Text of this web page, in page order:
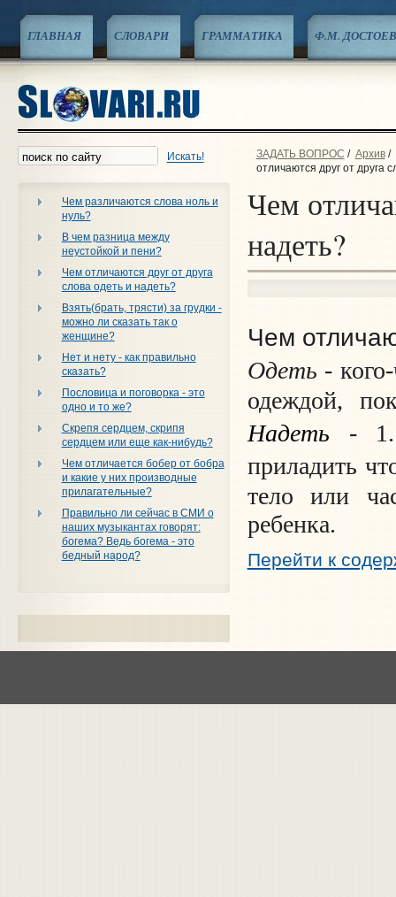
ГЛАВНАЯ СЛОВАРИ ГРАММАТИКА Ф.М.
Искать!
Чем различаются слова ноль и
нуль?
В чем разница между
неустойкой и пени?
Чем отличаются друг от друга
слова одеть и надеть?
Взять(брать, трясти) за грудки -
можно ли сказать так о
женщине?
Нет и нету - как правильно
сказать?
Пословица и поговорка - это
одно и то же?
Скрепя сердцем, скрипя
сердцем или еще как-нибудь?
Чем отличается бобер от бобра
и какие у них производные
прилагательные?
Правильно ли сейчас в СМИ о
наших музыкантах говорят:
богема? Ведь богема - это
бедный народ?
ЗАДАТЬ ВОПРОС / Архив/
отличаются друг от друга
Чем
надеть?
Чем
Одеть -
одеждой,
Надеть - 1.
приладить
тело или
ребенка.
Перейти к